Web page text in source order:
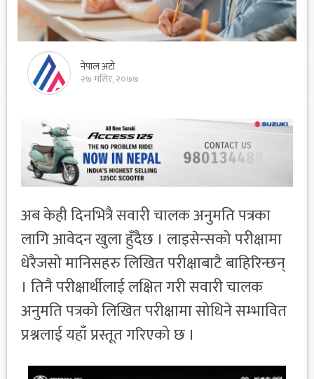
नेपाल अटो
२७ मंसिर, २०७७
अब केही दिनभित्रै सवारी चालक अनुमति पत्रका
लागि आवेदन खुला हुँदैछ । लाइसेन्सको परीक्षामा
धेरैजसो मानिसहरु लिखित परीक्षाबाटै बाहिरिन्छन्
। तिनै परीक्षार्थीलाई लक्षित गरी सवारी चालक
अनुमति पत्रको लिखित परीक्षामा सोधिने सम्भावित
प्रश्नलाई यहाँ प्रस्तूत गरिएको छ ।